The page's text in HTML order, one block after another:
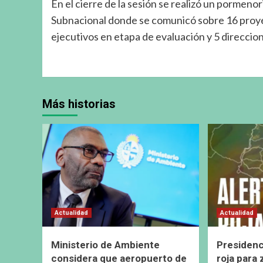
En el cierre de la sesión se realizó un
Subnacional donde se comunicó sobre 16
ejecutivos en etapa de evaluación y 5
Más historias
Actualidad
Ministerio de Ambiente
considera que aeropuerto de
Actualidad
roja para